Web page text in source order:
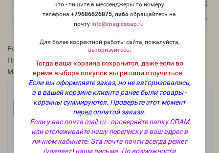
что - пишите в мессенджеры по номеру
телефона+79686626875, либообращайтесь на
почту info@magicsoap.ru
Для более корректной работы сайта, пожалуйста,
авторизуйтесь.
Тогда ваша корзина сохранится, даже если во
время выбора покупок вы решили отлучиться.
Если вы оформляете заказ, но не авторизовались,
а в вашей корзине клиента ранее были товары -
корзины суммируются. Проверьте этот момент
перед оплатой заказа.
Если у вас почта mail.ru- проверяйте папку СПАМ
или отслеживайте нашу переписку в ваш адрес в
личном кабинете. Эта почта почти всегда режет
(удаляет) наши письма. По возможности
Рейтинг:
Производитель:
Модель:
Pigm-tr-11
Фасовка:
+597 руб. 25 г +166 руб.
Есть в наличии